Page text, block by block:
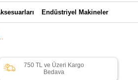
Endüstriyel Makineler
750 TL ve Üzeri Kargo
Bedava